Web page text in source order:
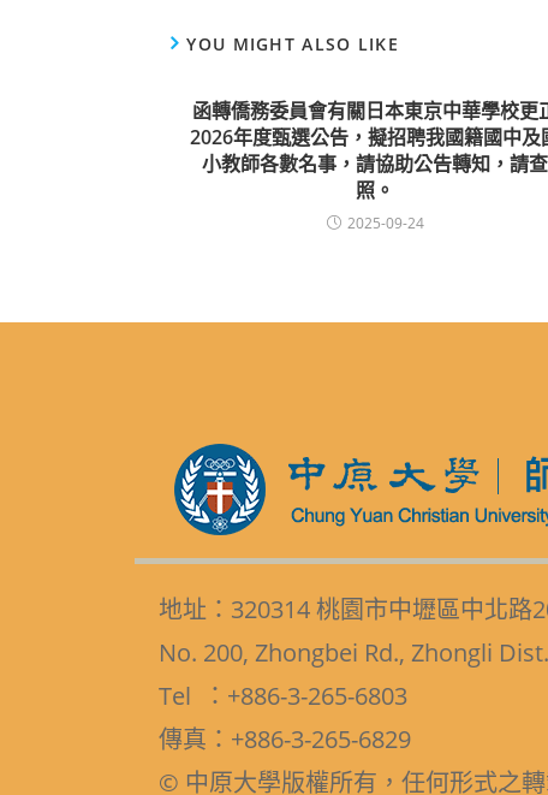
YOU MIGHT ALSO LIKE
函轉僑務委員會有關日本東京中華學校更
2026年度甄選公告，擬招聘我國籍國中及
小教師各數名事，請協助公告轉知，請查
照。
2025-09-24
地址：320314 桃園市中壢區中北路
No. 200, Zhongbei Rd., Zhongli
Tel ：+886-3-265-6803
傳真：+886-3-265-6829
© 中原大學版權所有，任何形式之